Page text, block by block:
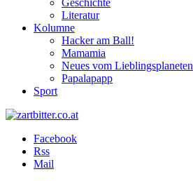
Geschichte
Literatur
Kolumne
Hacker am Ball!
Mamamia
Neues vom Lieblingsplaneten
Papalapapp
Sport
Facebook
Rss
Mail